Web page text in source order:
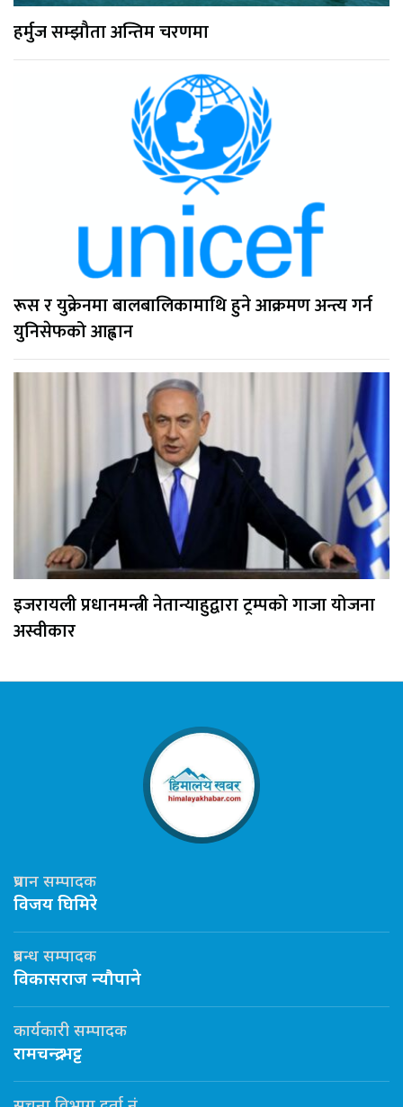
हर्मुज सम्झौता अन्तिम चरणमा
रूस र युक्रेनमा बालबालिकामाथि हुने आक्रमण अन्त्य गर्न
युनिसेफको आह्वान
इजरायली प्रधानमन्त्री नेतान्याहुद्वारा ट्रम्पको गाजा योजना
अस्वीकार
प्रधान सम्पादक
विजय घिमिरे
प्रबन्ध सम्पादक
विकासराज न्यौपाने
कार्यकारी सम्पादक
रामचन्द्र भट्ट